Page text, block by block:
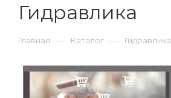
Гидравлика
Главная — Каталог — Гидравлика